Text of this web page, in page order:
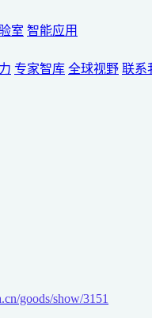
室 智能应用
专家智库 全球视野 联系
goods/show/3151